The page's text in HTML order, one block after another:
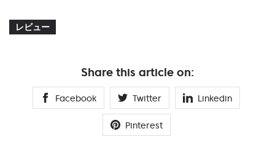
レビュー
Share this article on:
Facebook Twitter Linkedin
Pinterest